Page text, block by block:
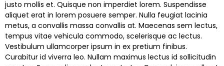
justo mollis et. Quisque non imperdiet lorem. Suspendisse
aliquet erat in lorem posuere semper. Nulla feugiat lacinia
metus, a convallis massa convallis at. Maecenas sem lectus,
tempus vitae vehicula commodo, scelerisque ac lectus.
Vestibulum ullamcorper ipsum in ex pretium finibus.
Curabitur id viverra leo. Nullam maximus lectus id sollicitudin